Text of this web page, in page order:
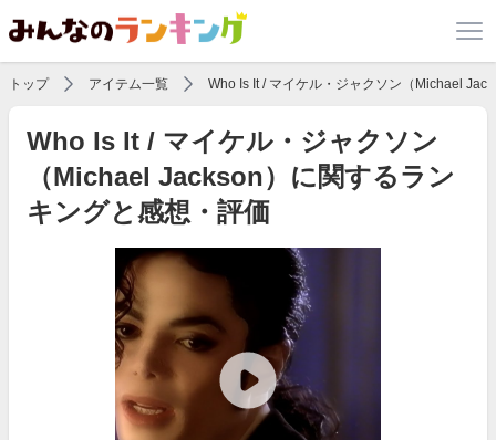
トップ アイテム一覧 Who Is It / マイケル・ジャクソン（Michael
Who Is It / マイケル・ジャクソン
（Michael Jackson）に関するラン
キングと感想・評価